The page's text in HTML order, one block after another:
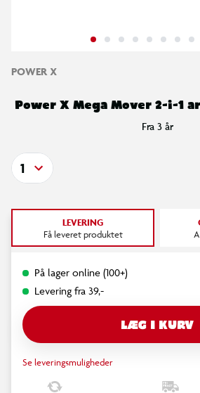
POWER X
Power X Mega Mover 2-i-1
Fra 3 år
1
LEVERING
Få leveret produktet
På lager online (100+)
Levering fra 39,-
LÆG I KURV
Se leveringsmuligheder